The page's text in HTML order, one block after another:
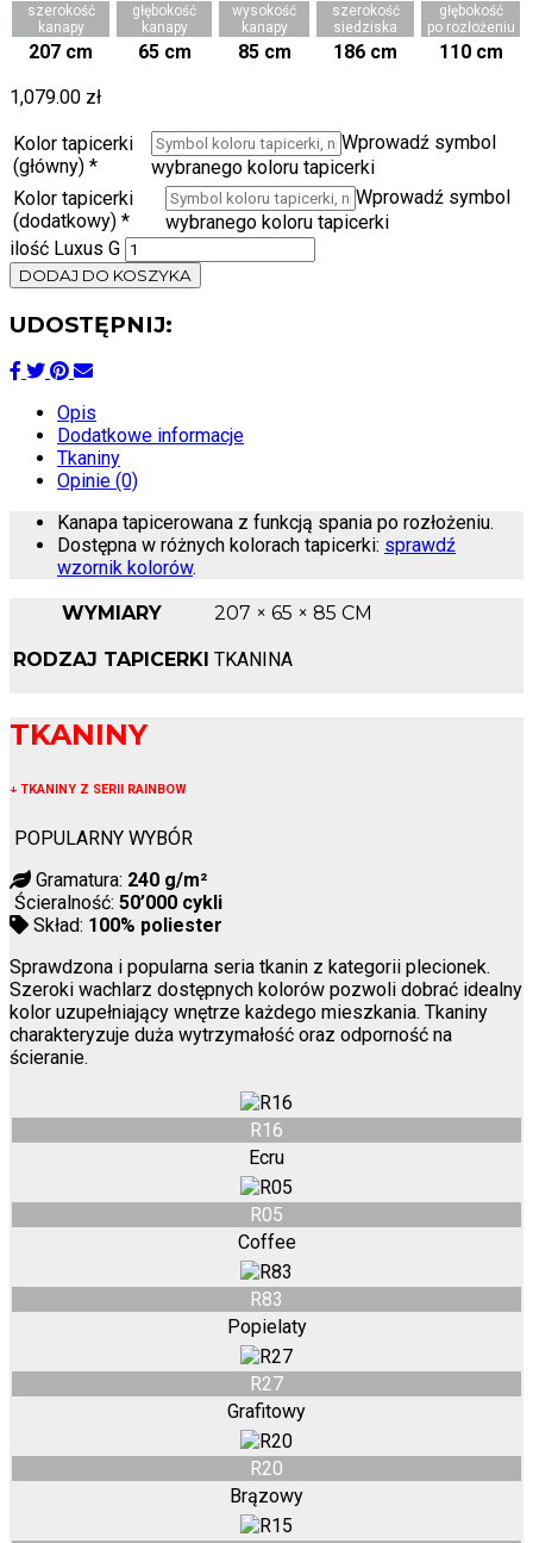
szerokość
kanapy
głębokość
kanapy
wysokość
kanapy
szerokość
siedziska
głębokość
po rozłożeniu
207 cm 65 cm 85 cm 186 cm
110 cm
1,079.00 zł
Kolor tapicerki
(główny) *
Wprowadź symbol
wybranego koloru tapicerki
Kolor tapicerki
(dodatkowy) *
Wprowadź symbol
wybranego koloru tapicerki
ilość Luxus G
DODAJ DO KOSZYKA
UDOSTĘPNIJ:
Opis
Dodatkowe informacje
Tkaniny
Opinie (0)
Kanapa tapicerowana z funkcją spania po rozłożeniu.
Dostępna w różnych kolorach tapicerki: sprawdź
wzornik kolorów.
WYMIARY
207 × 65 × 85 CM
RODZAJ TAPICERKI TKANINA
TKANINY
↓ TKANINY Z SERII RAINBOW
POPULARNY WYBÓR
Gramatura: 240 g/m²
Ścieralność: 50’000 cykli
Skład: 100% poliester
Sprawdzona i popularna seria tkanin z kategorii plecionek.
Szeroki wachlarz dostępnych kolorów pozwoli dobrać idealny
kolor uzupełniający wnętrze każdego mieszkania. Tkaniny
charakteryzuje duża wytrzymałość oraz odporność na
ścieranie.
R16
Ecru
R05
Coffee
R83
Popielaty
R27
Grafitowy
R20
Brązowy